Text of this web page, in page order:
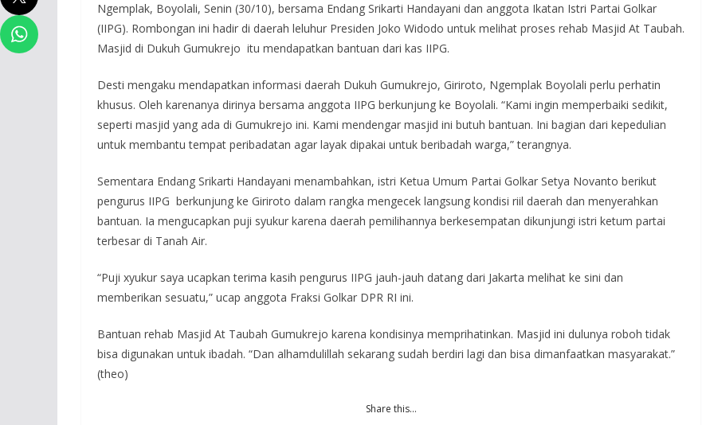
Ngemplak, Boyolali, Senin (30/10), bersama Endang Srikarti Handayani dan anggota Ikatan Istri Partai Golkar
(IIPG). Rombongan ini hadir di daerah leluhur Presiden Joko Widodo untuk melihat proses rehab Masjid At Taubah.
Masjid di Dukuh Gumukrejo itu mendapatkan bantuan dari kas IIPG.
Desti mengaku mendapatkan informasi daerah Dukuh Gumukrejo, Giriroto, Ngemplak Boyolali perlu perhatin
khusus. Oleh karenanya dirinya bersama anggota IIPG berkunjung ke Boyolali. “Kami ingin memperbaiki sedikit,
seperti masjid yang ada di Gumukrejo ini. Kami mendengar masjid ini butuh bantuan. Ini bagian dari kepedulian
untuk membantu tempat peribadatan agar layak dipakai untuk beribadah warga,” terangnya.
Sementara Endang Srikarti Handayani menambahkan, istri Ketua Umum Partai Golkar Setya Novanto berikut
pengurus IIPG berkunjung ke Giriroto dalam rangka mengecek langsung kondisi riil daerah dan menyerahkan
bantuan. Ia mengucapkan puji syukur karena daerah pemilihannya berkesempatan dikunjungi istri ketum partai
terbesar di Tanah Air.
“Puji xyukur saya ucapkan terima kasih pengurus IIPG jauh-jauh datang dari Jakarta melihat ke sini dan
memberikan sesuatu,” ucap anggota Fraksi Golkar DPR RI ini.
Bantuan rehab Masjid At Taubah Gumukrejo karena kondisinya memprihatinkan. Masjid ini dulunya roboh tidak
bisa digunakan untuk ibadah. “Dan alhamdulillah sekarang sudah berdiri lagi dan bisa dimanfaatkan masyarakat.”
(theo)
Share this…